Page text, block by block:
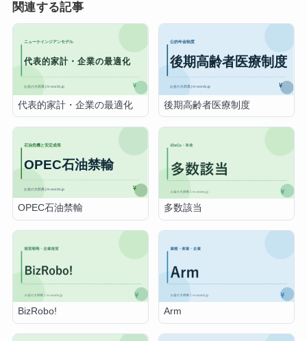
関連する記事
代表的家計・企業の最適化 後期高齢者医療制度
OPEC石油禁輸 多数該当
BizRobo! Arm